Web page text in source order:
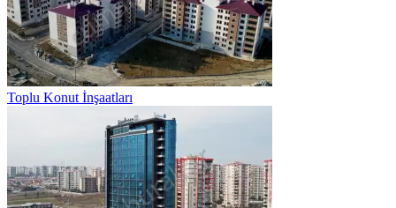
Toplu Konut İnşaatları